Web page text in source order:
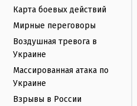
Карта боевых действий
Мирные переговоры
Воздушная тревога в
Украине
Массированная атака по
Украине
Взрывы в России